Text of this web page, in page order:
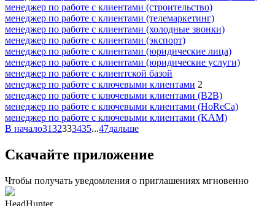
менеджер по работе с клиентами (строительство)
менеджер по работе с клиентами (телемаркетинг)
менеджер по работе с клиентами (холодные звонки)
менеджер по работе с клиентами (экспорт)
менеджер по работе с клиентами (юридические лица)
менеджер по работе с клиентами (юридические услуги)
менеджер по работе с клиентской базой
менеджер по работе с ключевыми клиентами 2
менеджер по работе с ключевыми клиентами (B2B)
менеджер по работе с ключевыми клиентами (HoReCa)
менеджер по работе с ключевыми клиентами (KAM)
В начало3132333435...47дальше
Скачайте приложение
Чтобы получать уведомления о приглашениях мгновенно
HeadHunter